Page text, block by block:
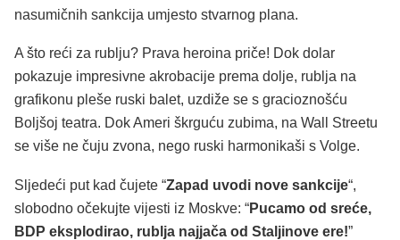
nasumičnih sankcija umjesto stvarnog plana.
A što reći za rublju? Prava heroina priče! Dok dolar
pokazuje impresivne akrobacije prema dolje, rublja na
grafikonu pleše ruski balet, uzdiže se s gracioznošću
Boljšoj teatra. Dok Ameri škrguću zubima, na Wall Streetu
se više ne čuju zvona, nego ruski harmonikaši s Volge.
Sljedeći put kad čujete “Zapad uvodi nove sankcije“,
slobodno očekujte vijesti iz Moskve: “Pucamo od sreće,
BDP eksplodirao, rublja najjača od Staljinove ere!”